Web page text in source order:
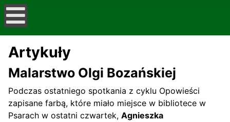
Artykuły
Malarstwo Olgi Bozańskiej
Podczas ostatniego spotkania z cyklu Opowieści
zapisane farbą, które miało miejsce w bibliotece w
Psarach w ostatni czwartek, Agnieszka